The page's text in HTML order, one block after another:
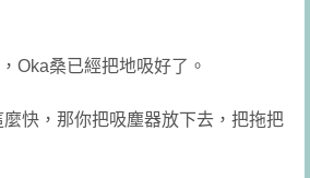
Oka桑已經把地吸好了。
快，那你把吸塵器放下去，把拖把